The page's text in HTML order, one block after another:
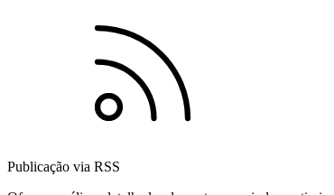
Publicação via RSS